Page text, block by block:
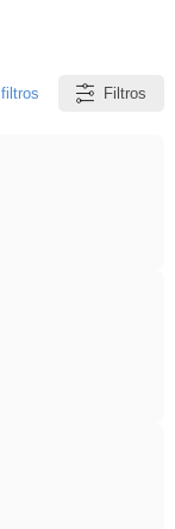
Filtros